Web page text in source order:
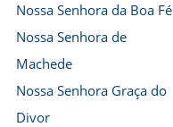
Nossa Senhora da Boa Fé
Nossa Senhora de
Machede
Nossa Senhora Graça do
Divor